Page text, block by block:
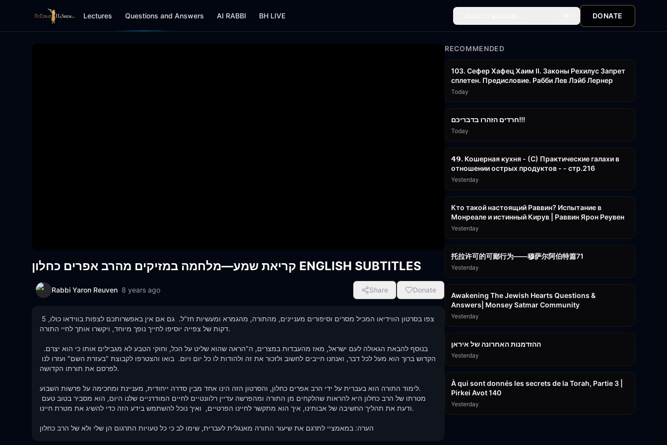
Lectures Questions and Answers AI RABBI BH LIVE DONATE
קריאת שמע—מלחמה במזיקים מהרב אפרים כחלון ENGLISH SUBTITLES
Rabbi Yaron Reuven 8 years ago Share Donate
דקות של צפייה יוסיפו לחייך נופך מיוחד, ויקשרו אותך לחיי התורה.
לפרסם את תורתו הקדושה.
לימוד התורה הוא בעברית על ידי הרב אפרים כחלון, והסרטון הזה הינו אחד מבין סדרה ייחודית, מעניינת ומחכימה על פרשות השבוע.
ודעת את תהליך החשיבה של אבותינו, איך הוא מתקשר לחיינו הפרטיים,  ואיך נוכל להשתמש בידע הזה כדי להשיג את מטרת חיינו.
הערה: במאמציי לתרגם את שיעור התורה מאנגלית לעברית, שימו לב כי כל טעויות התרגום הן שלי ולא של הרב כחלון
RECOMMENDED
103. Сефер Хафец Хаим II. Законы Рехилус Запрет
сплетен. Предисловие. Рабби Лев Лэйб Лернер
Today
חרדים הזהרו בדבריכם!!!
Today
𝟰𝟵. Кошерная кухня - (С) Практические галахи в
отношении острых продуктов - - стр.216
Yesterday
Кто такой настоящий Раввин? Испытание в
Монреале и истинный Кирув | Раввин Ярон Реувен
Yesterday
托拉许可的可鄙行为——穆萨尔阿伯特篇71
Yesterday
Awakening The Jewish Hearts Questions &
Answers| Monsey Satmar Community
Yesterday
ההזדמנות האחרונה של איראן
Yesterday
À qui sont donnés les secrets de la Torah, Partie 3 |
Pirkei Avot 140
Yesterday